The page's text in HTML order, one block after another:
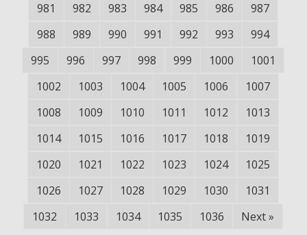
981
982 983 984 985 986
987
988
989 990 991 992 993
994
995
996 997 998 999 1000
1001
1002
1003 1004 1005 1006
1007
1008
1009 1010 1011 1012
1013
1014
1015 1016 1017 1018
1019
1020
1021 1022 1023 1024
1025
1026
1027 1028 1029 1030
1031
1032
1033 1034 1035 1036 Next»